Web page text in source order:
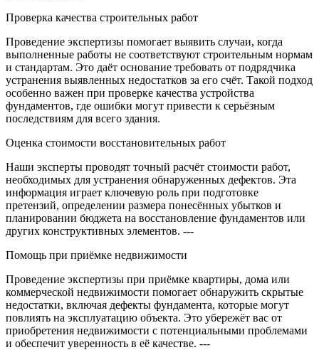
Проверка качества строительных работ
Проведение экспертизы помогает выявить случаи, когда
выполненные работы не соответствуют строительным нормам
и стандартам. Это даёт основание требовать от подрядчика
устранения выявленных недостатков за его счёт. Такой подход
особенно важен при проверке качества устройства
фундаментов, где ошибки могут привести к серьёзным
последствиям для всего здания.
Оценка стоимости восстановительных работ
Наши эксперты проводят точный расчёт стоимости работ,
необходимых для устранения обнаруженных дефектов. Эта
информация играет ключевую роль при подготовке
претензий, определении размера понесённых убытков и
планировании бюджета на восстановление фундаментов или
других конструктивных элементов. ---
Помощь при приёмке недвижимости
Проведение экспертизы при приёмке квартиры, дома или
коммерческой недвижимости помогает обнаружить скрытые
недостатки, включая дефекты фундамента, которые могут
повлиять на эксплуатацию объекта. Это убережёт вас от
приобретения недвижимости с потенциальными проблемами
и обеспечит уверенность в её качестве. ---